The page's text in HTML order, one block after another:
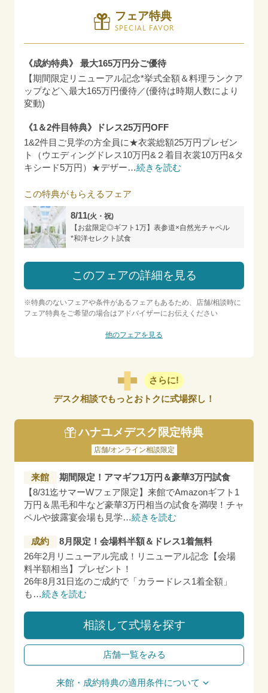
フェア特典
SPECIAL FAVOR
《成約特典》 最大165万円分ご優待
【期間限定リニューアル記念*挙式全額＆料理ランクア
ップなど＼最大165万円優待／(優待は時期人数により
変動)
《1＆2件目特典》ドレス25万円OFF
1&2件目ご見学の方全員に★衣裳総額25万円プレゼン
ト（ウエディングドレス10万円&２着目衣裳10万円&タ
キシード5万円）★デザー…続きを読む
この特典がもらえるフェア
8/11(火・祝)
【お盆限定◎ギフト1万】表参道×自然光チャペル
*和洋セレクト試食
このフェアの詳細を見る
※特典のないフェアや条件があるフェアもあるため、店舗/相談時に
フェア特典をご希望の場合はアドバイザーにお伝えください
他のフェアを見る
さらに!
デスク相談でもっとおトクに式場探し！
ハナユメデスク限定特典
店舗/オンライン相談限定
来館
期間限定！アマギフ1万円＆豪華3万円試食
【8/31迄サマーWフェア限定】来館でAmazonギフト1
万円＆黒毛和牛など豪華3万円相当の試食を満喫！チャ
ペルや披露宴会場も見学…続きを読む
成約
8月限定！会場料半額＆ドレス1着無料
26年2月リニューアル完成！リニューアル記念【会場
料半額相当】プレゼント！
26年8月31日迄のご成約で「カラードレス1着全額」
も …続きを読む
相談して式場を探す
店舗一覧をみる
来館・成約特典の適用条件について